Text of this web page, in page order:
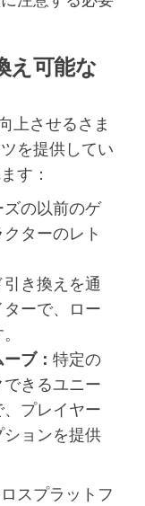
え可能な
上させるさま
を提供してい
す：
ズの以前のゲ
ターのレト
引き換えを通
ーで、ロー
ブ： 特定の
きるユニー
プレイヤー
ョンを提供
スプラットフ